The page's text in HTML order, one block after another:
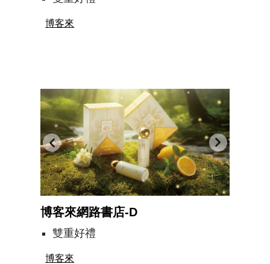
博客來
博客來網路書店-D
雙重好禮
博客來